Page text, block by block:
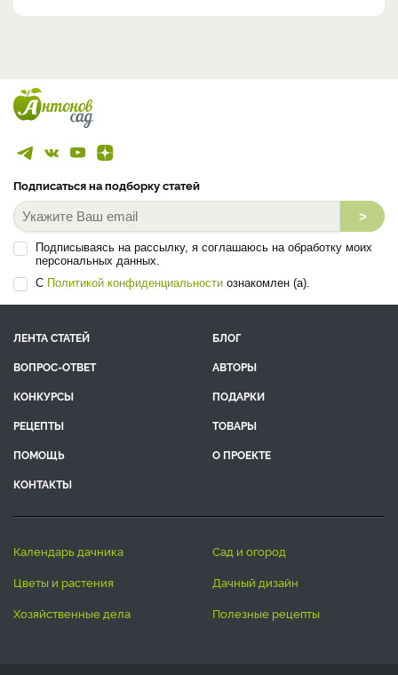
Подписаться на подборку статей
>
Подписываясь на рассылку, я соглашаюсь на обработку моих
персональных данных.
С Политикой конфиденциальности ознакомлен (а).
ЛЕНТА СТАТЕЙ
БЛОГ
ВОПРОС-ОТВЕТ
АВТОРЫ
КОНКУРСЫ
ПОДАРКИ
РЕЦЕПТЫ
ТОВАРЫ
ПОМОЩЬ
О ПРОЕКТЕ
КОНТАКТЫ
календарь дачника
сад и огород
цветы и растения
дачный дизайн
хозяйственные дела
полезные рецепты